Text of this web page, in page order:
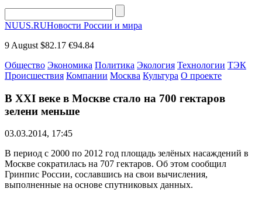
NUUS.RUНовости России и мира
9 August $82.17 €94.84
Общество Экономика Политика Экология Технологии ТЭК
Происшествия Компании Москва Культура О проекте
В XXI веке в Москве стало на 700 гектаров
зелени меньше
03.03.2014, 17:45
В период с 2000 по 2012 год площадь зелёных насаждений в
Москве сократилась на 707 гектаров. Об этом сообщил
Гринпис России, сославшись на свои вычисления,
выполненные на основе спутниковых данных.